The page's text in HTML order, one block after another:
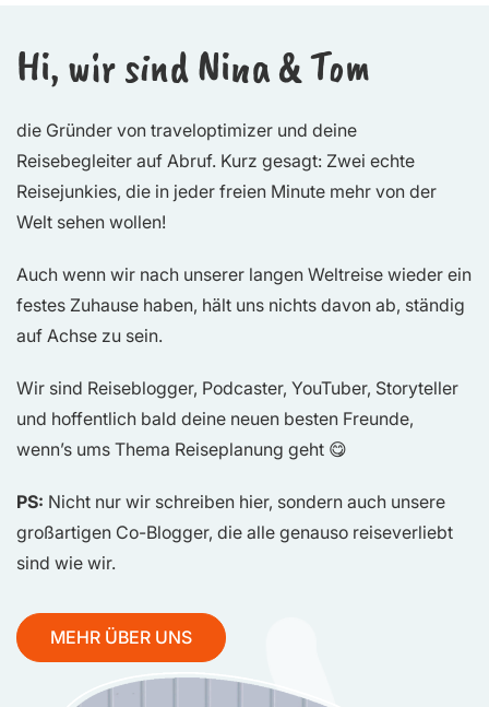
Hi, wir sind Nina & Tom
die Gründer von traveloptimizer und deine
Reisebegleiter auf Abruf. Kurz gesagt: Zwei echte
Reisejunkies, die in jeder freien Minute mehr von der
Welt sehen wollen!
Auch wenn wir nach unserer langen Weltreise wieder ein
festes Zuhause haben, hält uns nichts davon ab, ständig
auf Achse zu sein.
Wir sind Reiseblogger, Podcaster, YouTuber, Storyteller
und hoffentlich bald deine neuen besten Freunde,
wenn’s ums Thema Reiseplanung geht 😋
PS: Nicht nur wir schreiben hier, sondern auch unsere
großartigen Co-Blogger, die alle genauso reiseverliebt
sind wie wir.
MEHR ÜBER UNS